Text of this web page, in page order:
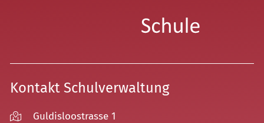
Kontakt Schulverwaltung
Guldisloostrasse 1